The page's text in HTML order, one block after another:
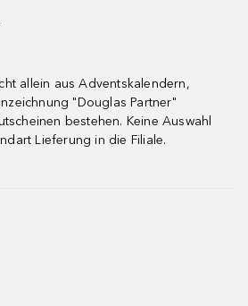
allein aus Adventskalendern,
"Douglas Partner"
bestehen. Keine Auswahl
Lieferung in die Filiale.